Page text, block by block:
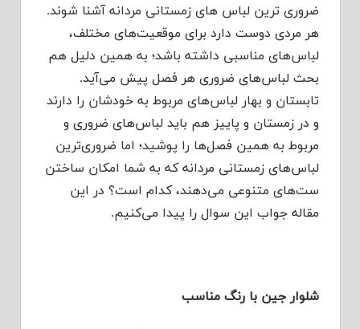
ضروری ترین لباس های زمستانی مردانه آشنا شوند.
هر مردی دوست دارد برای موقعیت‌های مختلف،
لباس‌های مناسبی داشته باشد؛ به همین دلیل هم
بحث لباس‌های ضروری هر فصل پیش می‌آید.
تابستان و بهار لباس‌های مربوط به خودشان را دارند
و در زمستان و پاییز هم باید لباس‌های ضروری و
مربوط به همین فصل‌ها را پوشید؛ اما ضروری‌ترین
لباس‌های زمستانی مردانه که به شما امکان ساختن
ست‌های متنوعی می‌دهند، کدام است؟ در این
مقاله جواب این سوال را پیدا می‌کنیم.
شلوار جین با رنگ مناسب